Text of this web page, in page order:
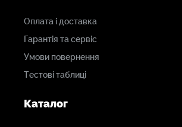
Оплата і доставка
Гарантія та сервіс
Умови повернення
Тестові таблиці
Каталог